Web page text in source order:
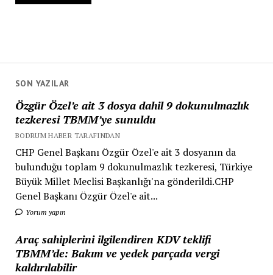
SON YAZILAR
Özgür Özel’e ait 3 dosya dahil 9 dokunulmazlık
tezkeresi TBMM’ye sunuldu
BODRUM HABER TARAFINDAN
CHP Genel Başkanı Özgür Özel'e ait 3 dosyanın da
bulunduğu toplam 9 dokunulmazlık tezkeresi, Türkiye
Büyük Millet Meclisi Başkanlığı'na gönderildi.CHP
Genel Başkanı Özgür Özel'e ait...
Yorum yapın
Araç sahiplerini ilgilendiren KDV teklifi
TBMM’de: Bakım ve yedek parçada vergi
kaldırılabilir